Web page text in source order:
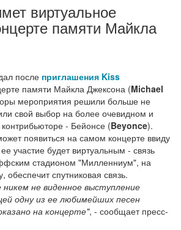
виртуальное
памяти Майкла
после приглашения Kiss
памяти Майкла Джексона (Michael
мероприятия решили больше не
свой выбор на более очевидном и
- Бейонсе (Beyonce).
появиться на самом концерте ввиду
участие будет виртуальным - связь
стадионом "Милленниум", на
обеспечит спутниковая связь.
никем не виденное выступление
одну из ее любимейших песен
на концерте", - сообщает пресс-